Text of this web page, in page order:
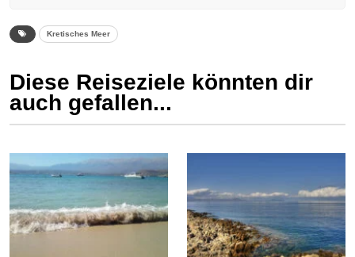
Kretisches Meer
Diese Reiseziele könnten dir
auch gefallen...